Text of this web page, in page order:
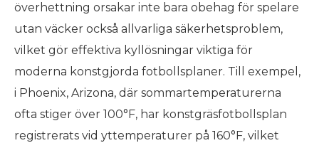
överhettning orsakar inte bara obehag för spelare
utan väcker också allvarliga säkerhetsproblem,
vilket gör effektiva kyllösningar viktiga för
moderna konstgjorda fotbollsplaner. Till exempel,
i Phoenix, Arizona, där sommartemperaturerna
ofta stiger över 100°F, har konstgräsfotbollsplan
registrerats vid yttemperaturer på 160°F, vilket